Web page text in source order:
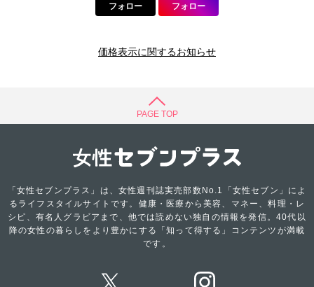
フォロー フォロー
価格表示に関するお知らせ
PAGE TOP
「女性セブンプラス」は、女性週刊誌実売部数No.1「女性セブン」によ
るライフスタイルサイトです。健康・医療から美容、マネー、料理・レ
シピ、有名人グラビアまで、他では読めない独自の情報を発信。40代以
降の女性の暮らしをより豊かにする「知って得する」コンテンツが満載
です。